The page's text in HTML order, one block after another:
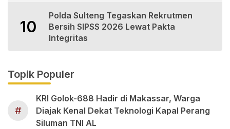
10
Polda Sulteng Tegaskan Rekrutmen
Bersih SIPSS 2026 Lewat Pakta
Integritas
Topik Populer
#
KRI Golok-688 Hadir di Makassar, Warga
Diajak Kenal Dekat Teknologi Kapal Perang
Siluman TNI AL